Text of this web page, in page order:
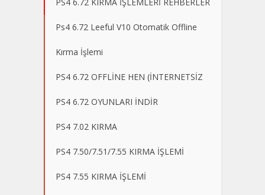
Ps4 6.72 Leeful V10 Otomatik Offline
Kırma İşlemi
PS4 6.72 OFFLİNE HEN (İNTERNETSİZ
PS4 6.72 OYUNLARI İNDİR
PS4 7.02 KIRMA
PS4 7.50/7.51/7.55 KIRMA İŞLEMİ
PS4 7.55 KIRMA İŞLEMİ